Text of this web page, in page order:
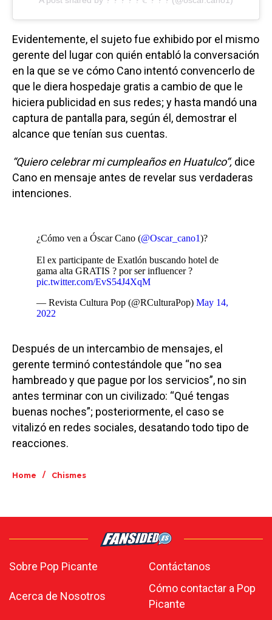
Evidentemente, el sujeto fue exhibido por el mismo
gerente del lugar con quién entabló la conversación
en la que se ve cómo Cano intentó convencerlo de
que le diera hospedaje gratis a cambio de que le
hiciera publicidad en sus redes; y hasta mandó una
captura de pantalla para, según él, demostrar el
alcance que tenían sus cuentas.
“Quiero celebrar mi cumpleaños en Huatulco“, dice
Cano en mensaje antes de revelar sus verdaderas
intenciones.
¿Cómo ven a Óscar Cano (@Oscar_cano1)?
El ex participante de Exatlón buscando hotel de
gama alta GRATIS ? por ser influencer ?
pic.twitter.com/EvS54J4XqM
— Revista Cultura Pop (@RCulturaPop) May 14,
2022
Después de un intercambio de mensajes, el
gerente terminó contestándole que “no sea
hambreado y que pague por los servicios”, no sin
antes terminar con un civilizado: “Qué tengas
buenas noches”; posteriormente, el caso se
vitalizó en redes sociales, desatando todo tipo de
reacciones.
Home / Chismes
Sobre Pop Picante Contáctanos
Acerca de Nosotros
Cómo contactar a Pop
Picante